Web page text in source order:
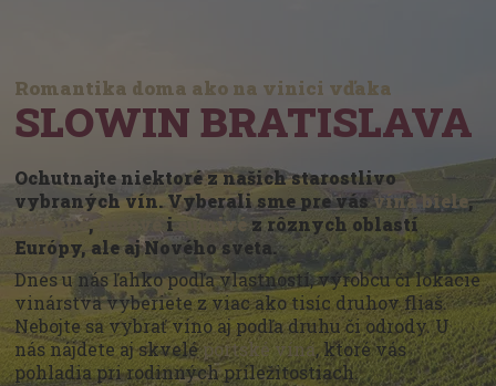
Romantika doma ako na vinici vďaka
SLOWIN BRATISLAVA
Ochutnajte niektoré z našich starostlivo
vybraných vín. Vyberali sme pre vásvína biele,
červené, i šumivéz rôznych oblastí
Európy, ale aj Nového sveta.
Dnes u nás ľahko podľa vlastností, výrobcu či lokácie
vinárstva vyberiete z viac ako tisíc druhov fliaš.
Nebojte sa vybrať víno aj podľa druhu či odrody. U
nás nájdete aj skveléportské vína, ktoré vás
pohladia pri rodinných príležitostiach.